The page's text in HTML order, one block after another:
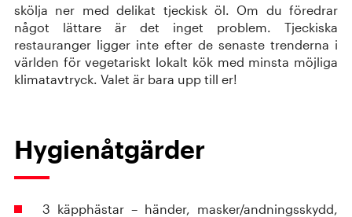
skölja ner med delikat tjeckisk öl. Om du föredrar
något lättare är det inget problem. Tjeckiska
restauranger ligger inte efter de senaste trenderna i
världen för vegetariskt lokalt kök med minsta möjliga
klimatavtryck. Valet är bara upp till er!
Hygienåtgärder
3 käpphästar – händer, masker/andningsskydd,